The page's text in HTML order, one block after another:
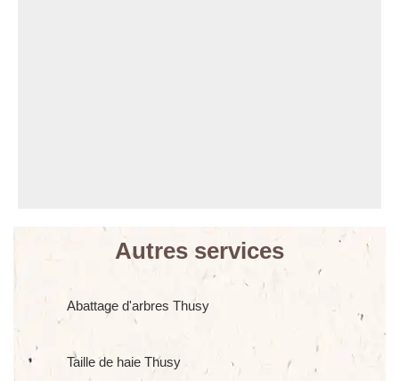
Autres services
Abattage d'arbres Thusy
Taille de haie Thusy